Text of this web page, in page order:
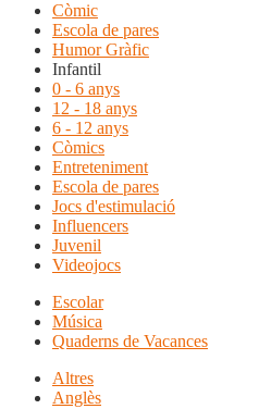
Còmic
Escola de pares
Humor Gràfic
Infantil
0 - 6 anys
12 - 18 anys
6 - 12 anys
Còmics
Entreteniment
Escola de pares
Jocs d'estimulació
Influencers
Juvenil
Videojocs
Escolar
Música
Quaderns de Vacances
Altres
Anglès